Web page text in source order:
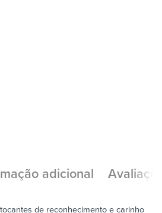
adicional
de reconhecimento e carinho